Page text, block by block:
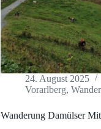
24. August 2025
Vorarlberg,
Wanderung Damülser